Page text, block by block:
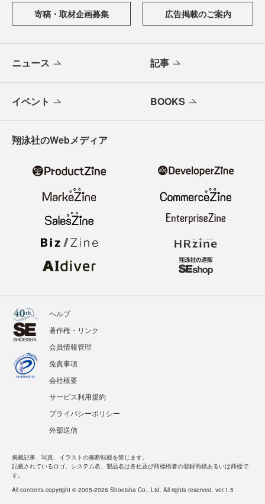
寄稿・取材企画募集 広告掲載のご案内
ニュース 記事
イベント BOOKS
翔泳社のWebメディア
ヘルプ
著作権・リンク
会員情報管理
免責事項
会社概要
サービス利用規約
プライバシーポリシー
外部送信
掲載記事、写真、イラストの無断転載を禁じます。
記載されているロゴ、システム名、製品名は各社及び商標権者の登録商標あるいは商標で
す。
All contents copyright © 2005-2026 Shoeisha Co., Ltd. All rights reserved. ver.1.5